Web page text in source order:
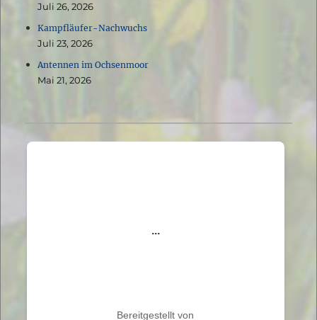
Juli 26, 2026
Kampfläufer-Nachwuchs
Juli 23, 2026
Antennen im Ochsenmoor
Mai 21, 2026